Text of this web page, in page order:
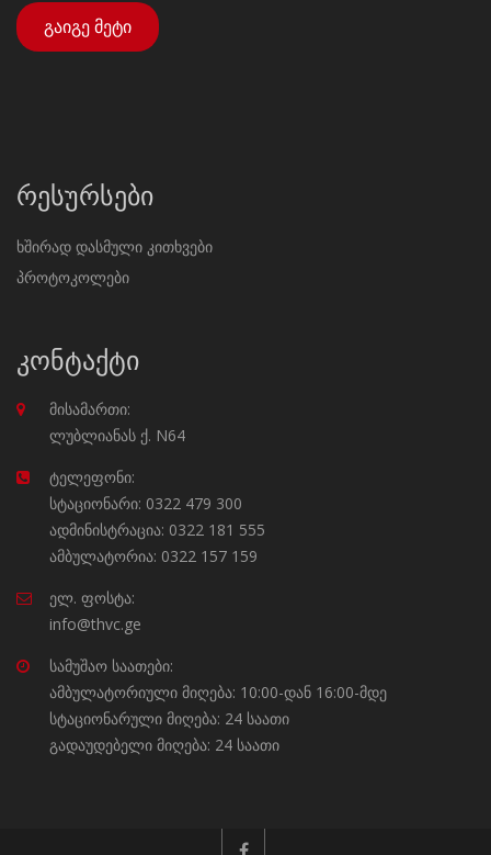
გაიგე მეტი
რესურსები
ხშირად დასმული კითხვები
პროტოკოლები
კონტაქტი
მისამართი:
ლუბლიანას ქ. N64
ტელეფონი:
სტაციონარი: 0322 479 300
ადმინისტრაცია: 0322 181 555
ამბულატორია: 0322 157 159
ელ. ფოსტა:
info@thvc.ge
სამუშაო საათები:
ამბულატორიული მიღება: 10:00-დან 16:00-მდე
სტაციონარული მიღება: 24 საათი
გადაუდებელი მიღება: 24 საათი